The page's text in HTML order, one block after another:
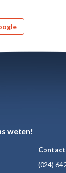
weten!
(024)